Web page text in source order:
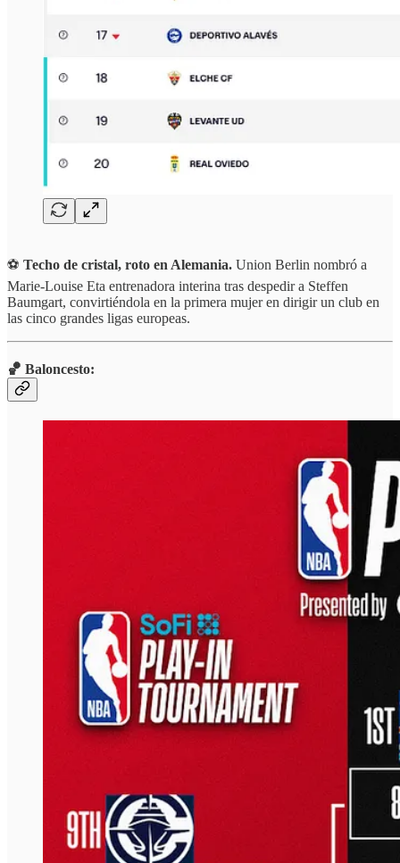
⚽️ Techo de cristal, roto en Alemania. Union Berlin nombró a
Marie-Louise Eta entrenadora interina tras despedir a Steffen
Baumgart, convirtiéndola en la primera mujer en dirigir un club en
las cinco grandes ligas europeas.
🏀 Baloncesto: